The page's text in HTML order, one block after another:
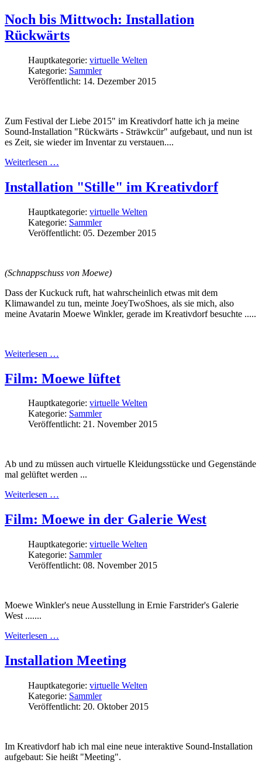
Noch bis Mittwoch: Installation
Rückwärts
Hauptkategorie: virtuelle Welten
Kategorie: Sammler
Veröffentlicht: 14. Dezember 2015
Zum Festival der Liebe 2015" im Kreativdorf hatte ich ja meine
Sound-Installation "Rückwärts - Sträwkcür" aufgebaut, und nun ist
es Zeit, sie wieder im Inventar zu verstauen....
Weiterlesen …
Installation "Stille" im Kreativdorf
Hauptkategorie: virtuelle Welten
Kategorie: Sammler
Veröffentlicht: 05. Dezember 2015
(Schnappschuss von Moewe)
Dass der Kuckuck ruft, hat wahrscheinlich etwas mit dem
Klimawandel zu tun, meinte JoeyTwoShoes, als sie mich, also
meine Avatarin Moewe Winkler, gerade im Kreativdorf besuchte .....
Weiterlesen …
Film: Moewe lüftet
Hauptkategorie: virtuelle Welten
Kategorie: Sammler
Veröffentlicht: 21. November 2015
Ab und zu müssen auch virtuelle Kleidungsstücke und Gegenstände
mal gelüftet werden ...
Weiterlesen …
Film: Moewe in der Galerie West
Hauptkategorie: virtuelle Welten
Kategorie: Sammler
Veröffentlicht: 08. November 2015
Moewe Winkler's neue Ausstellung in Ernie Farstrider's Galerie
West .......
Weiterlesen …
Installation Meeting
Hauptkategorie: virtuelle Welten
Kategorie: Sammler
Veröffentlicht: 20. Oktober 2015
Im Kreativdorf hab ich mal eine neue interaktive Sound-Installation
aufgebaut: Sie heißt "Meeting".